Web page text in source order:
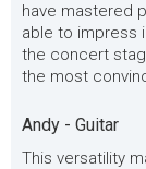
have mastered
able to impress
the concert
the most
Andy - Guitar
This versatility